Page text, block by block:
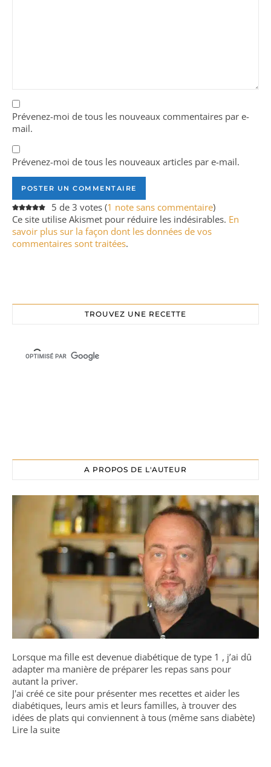
Prévenez-moi de tous les nouveaux commentaires par e-
mail.
Prévenez-moi de tous les nouveaux articles par e-mail.
5 de 3 votes (1 note sans commentaire)
Ce site utilise Akismet pour réduire les indésirables. En
savoir plus sur la façon dont les données de vos
commentaires sont traitées.
TROUVEZ UNE RECETTE
A PROPOS DE L'AUTEUR
Lorsque ma fille est devenue diabétique de type 1 , j’ai dû
adapter ma manière de préparer les repas sans pour
autant la priver.
J'ai créé ce site pour présenter mes recettes et aider les
diabétiques, leurs amis et leurs familles, à trouver des
idées de plats qui conviennent à tous (même sans diabète)
Lire la suite